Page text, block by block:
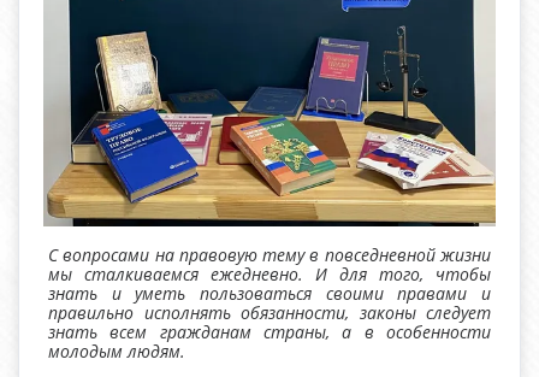
С вопросами на правовую тему в повседневной жизни
мы сталкиваемся ежедневно. И для того, чтобы
знать и уметь пользоваться своими правами и
правильно исполнять обязанности, законы следует
знать всем гражданам страны, а в особенности
молодым людям.